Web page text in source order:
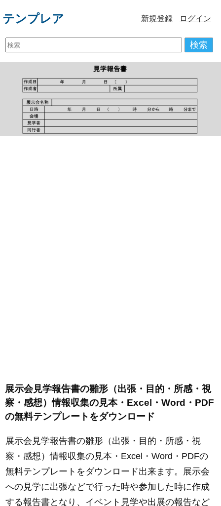
テンプレア 新規登録 ログイン
検索
展示会見学報告書の雛形（出張・目的・所感・視
察・感想）情報収集の見本・Excel・Word・PDF
の無料テンプレートをダウンロード
展示会見学報告書の雛形（出張・目的・所感・視
察・感想）情報収集の見本・Excel・Word・PDFの
無料テンプレートをダウンロード出来ます。展示会
への見学に出張などで行った時や参加した時に作成
する報告書となり、イベント見学や出展の報告など